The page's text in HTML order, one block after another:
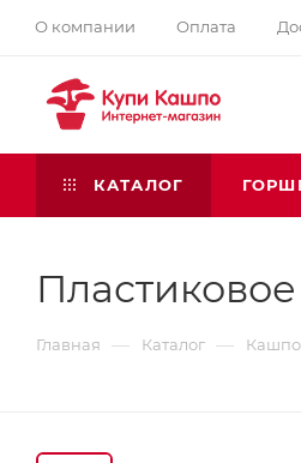
О компании Оплата
КАТАЛОГ
Главная — Каталог — Кашпо